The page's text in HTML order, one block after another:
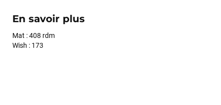
En savoir plus
Mat : 408 rdm
Wish : 173